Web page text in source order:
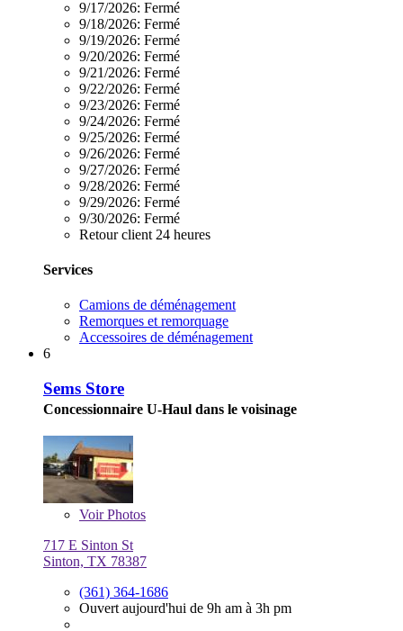
9/17/2026: Fermé
9/18/2026: Fermé
9/19/2026: Fermé
9/20/2026: Fermé
9/21/2026: Fermé
9/22/2026: Fermé
9/23/2026: Fermé
9/24/2026: Fermé
9/25/2026: Fermé
9/26/2026: Fermé
9/27/2026: Fermé
9/28/2026: Fermé
9/29/2026: Fermé
9/30/2026: Fermé
Retour client 24 heures
Services
Camions de déménagement
Remorques et remorquage
Accessoires de déménagement
6
Sems Store
Concessionnaire U-Haul dans le voisinage
VoirPhotos
717 E Sinton St
Sinton, TX 78387
(361) 364-1686
Ouvert aujourd'hui de 9h am à 3h pm